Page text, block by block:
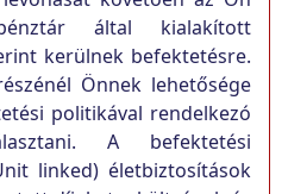
által kialakított
kerülnek befektetésre.
Önnek lehetősége
politikával rendelkezó
A befektetési
linked) életbiztosítások